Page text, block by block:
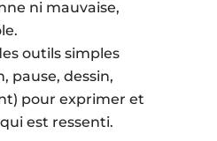
ni mauvaise,
outils simples
pause, dessin,
pour exprimer et
est ressenti.